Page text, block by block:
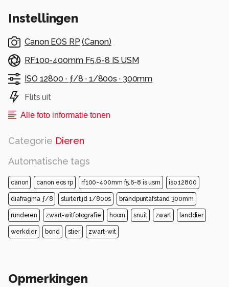
Instellingen
Canon EOS RP (Canon)
RF100-400mm F5.6-8 IS USM
ISO 12800 · ƒ/8 · 1/800s · 300mm
Flits uit
Alle foto informatie tonen
Categorie Dieren
Automatische tags
canon canon eos rp rf100-400mm f5.6-8 is usm iso 12800
diafragma ƒ/8 sluitertijd 1/800s brandpuntafstand 300mm
runderen zwart-witfotografie hoorn snuit zwart landdier
werkdier bond stier zwart-wit
Opmerkingen